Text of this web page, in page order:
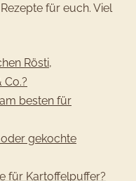
für euch. Viel
Rösti,
Co.?
besten für
gekochte
für Kartoffelpuffer?